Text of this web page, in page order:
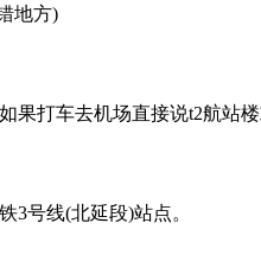
地方)
果打车去机场直接说t2航站
3号线(北延段)站点。